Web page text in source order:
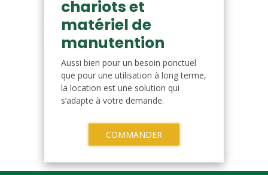
chariots et
matériel de
manutention
Aussi bien pour un besoin ponctuel
que pour une utilisation à long terme,
la location est une solution qui
s’adapte à votre demande.
COMMANDER